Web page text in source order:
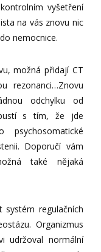
vyšetření
na vás znovu nic
nemocnice.
možná přidají CT
rezonanci…Znovu
odchylku od
s tím, že jde
Doporučí vám
také nějaká
regulačních
Organizmus
udržoval normální